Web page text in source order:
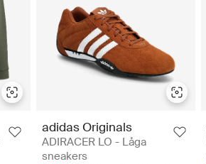
adidas Originals
ADIRACER LO - Låga
sneakers